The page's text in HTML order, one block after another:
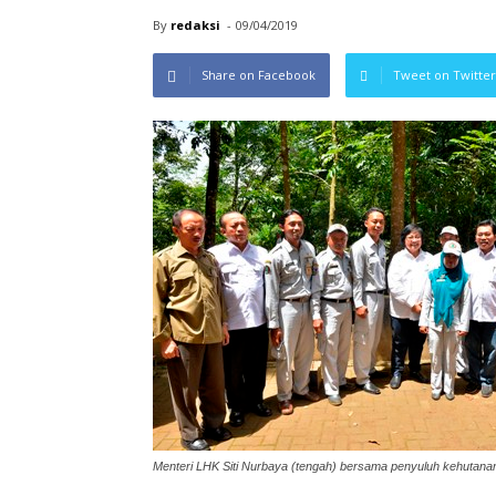
By redaksi - 09/04/2019
Share on Facebook Tweet on Twitter
Menteri LHK Siti Nurbaya (tengah) bersama penyuluh